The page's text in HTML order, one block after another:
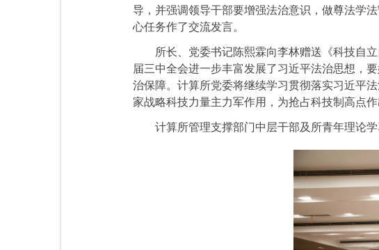
导，并强调领导干部要增强法治意识，做尊法学
心任务作了交流发言。
所长、党委书记陈熙霖向李林赠送《科技自
届三中全会进一步丰富发展了习近平法治思想，
治保障。计算所党委将继续学习贯彻落实习近平
家战略科技力量主力军作用，为抢占科技制高点作
计算所管理支撑部门中层干部及所青年理论学